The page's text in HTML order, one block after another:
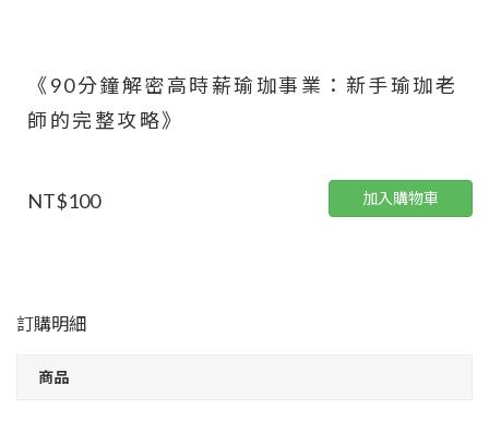
《90分鐘解密高時薪瑜珈事業：新手瑜珈老
師的完整攻略》
NT$100 加入購物車
訂購明細
商品